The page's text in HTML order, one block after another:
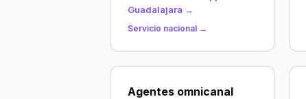
Guadalajara →
Servicio nacional →
Agentes omnicanal